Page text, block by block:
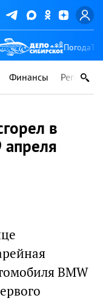
Погода
Финансы Регионы
в
апреля
BMW